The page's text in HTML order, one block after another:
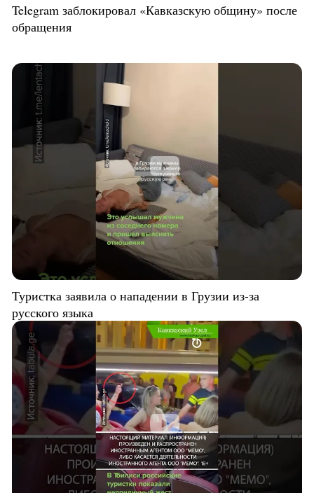
Telegram заблокировал «Кавказскую общину» после
обращения
Туристка заявила о нападении в Грузии из-за
русского языка